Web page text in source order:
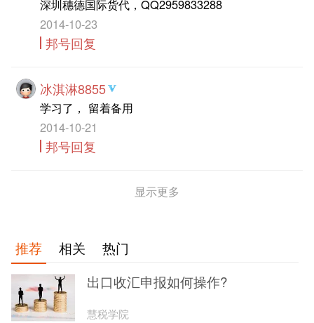
深圳穗德国际货代，QQ2959833288
2014-10-23
邦号回复
冰淇淋8855
学习了， 留着备用
2014-10-21
邦号回复
显示更多
推荐 相关
热门
出口收汇申报如何操作?
慧税学院